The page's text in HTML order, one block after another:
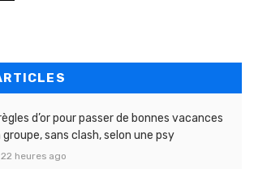
d’or pour passer de bonnes vacances
groupe, sans clash, selon une psy
22 heures ago